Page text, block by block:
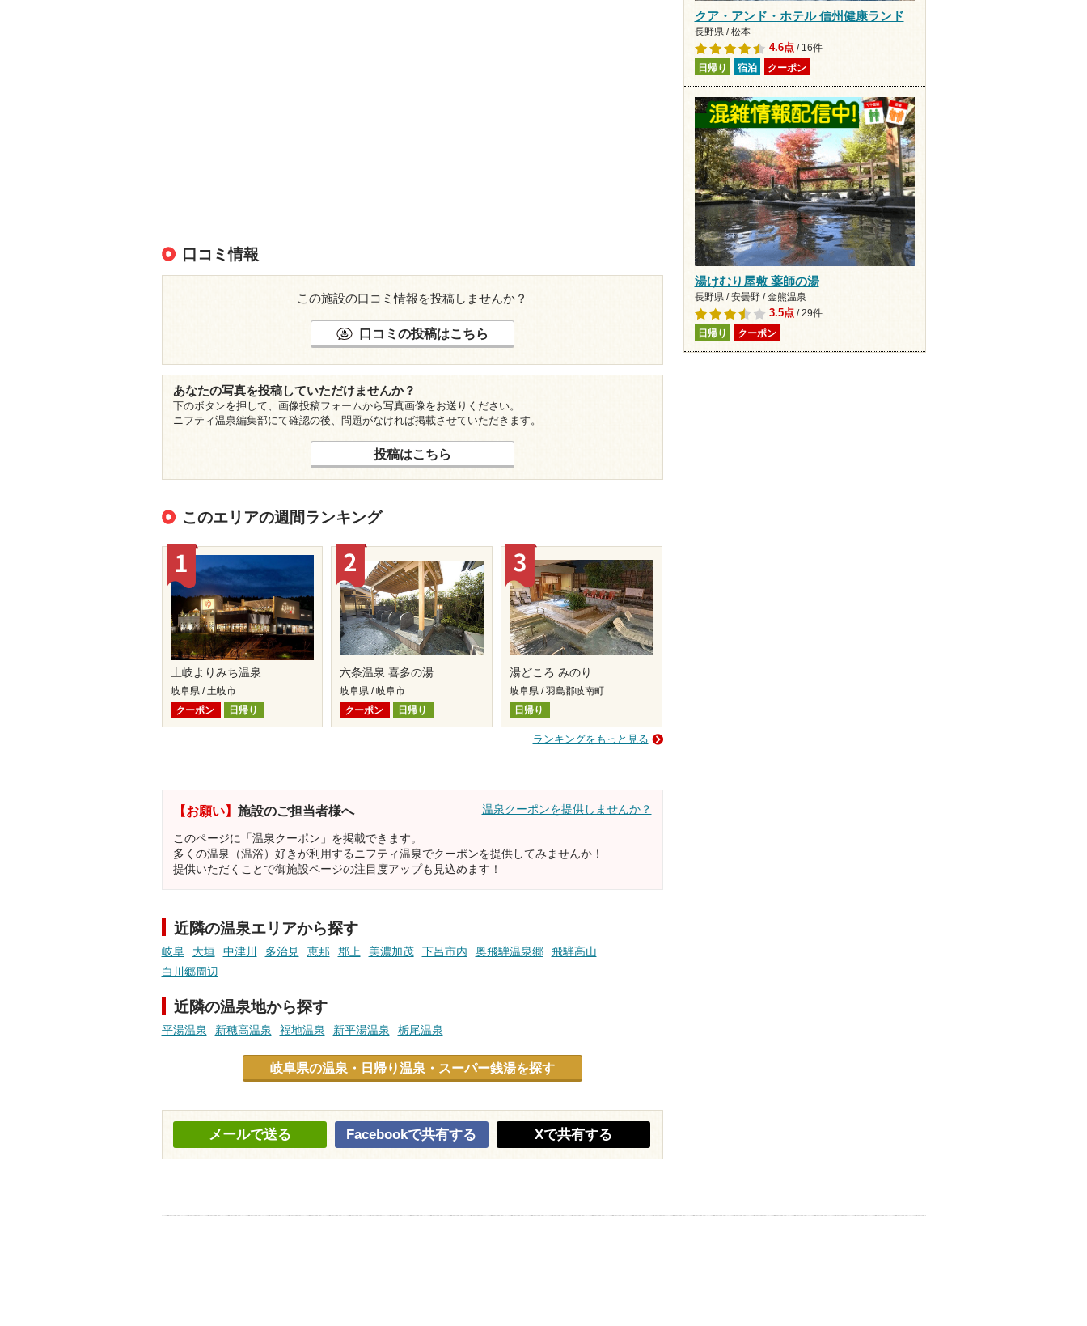
口コミ情報
この施設の口コミ情報を投稿しませんか？
口コミの投稿はこちら
あなたの写真を投稿していただけませんか？
下のボタンを押して、画像投稿フォームから写真画像をお送りください。
ニフティ温泉編集部にて確認の後、問題がなければ掲載させていただきます。
投稿はこちら
このエリアの週間ランキング
土岐よりみち温泉
岐阜県 / 土岐市
クーポン
日帰り
六条温泉 喜多の湯
岐阜県 / 岐阜市
クーポン
日帰り
湯どころ みのり
岐阜県 / 羽島郡岐南町
日帰り
ランキングをもっと見る
【お願い】 施設のご担当者様へ 温泉クーポンを提供しませんか？
このページに「温泉クーポン」を掲載できます。
多くの温泉（温浴）好きが利用するニフティ温泉でクーポンを提供してみませんか！
提供いただくことで御施設ページの注目度アップも見込めます！
近隣の温泉エリアから探す
岐阜 大垣 中津川 多治見 恵那 郡上 美濃加茂 下呂市内 奥飛騨温泉郷
飛騨高山
白川郷周辺
近隣の温泉地から探す
平湯温泉 新穂高温泉 福地温泉 新平湯温泉 栃尾温泉
岐阜県の温泉・日帰り温泉・スーパー銭湯を探す
メールで送る Facebookで共有する Xで共有する
クア・アンド・ホテル 信州健康ランド
長野県 / 松本
4.6点/ 16件
日帰り 宿泊 クーポン
湯けむり屋敷 薬師の湯
長野県 / 安曇野 / 金熊温泉
3.5点/ 29件
日帰り クーポン